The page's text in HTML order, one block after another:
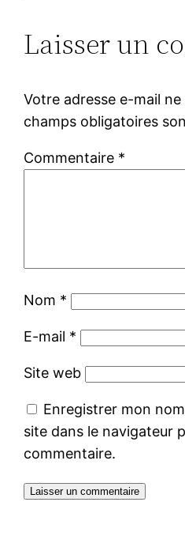
Laisser un
Votre adresse e-mail ne
champs obligatoires
Commentaire *
Nom *
E-mail *
Site web
Enregistrer mon
site dans le navigateur
commentaire.